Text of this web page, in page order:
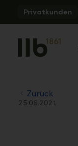
Privatkunden
Zurück
25.06.2021